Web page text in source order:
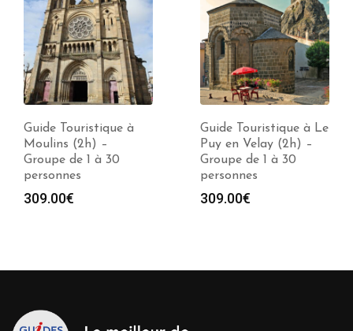
Guide Touristique à
Moulins (2h) –
Groupe de 1 à 30
personnes
309.00€
Guide Touristique à Le
Puy en Velay (2h) –
Groupe de 1 à 30
personnes
309.00€